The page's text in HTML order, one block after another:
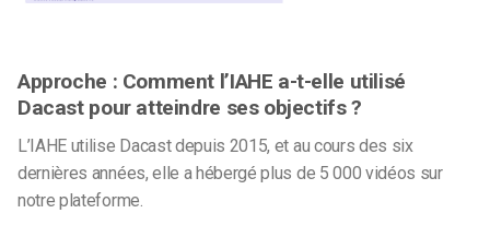
Approche : Comment l’IAHE a-t-elle utilisé
Dacast pour atteindre ses objectifs ?
L’IAHE utilise Dacast depuis 2015, et au cours des six
dernières années, elle a hébergé plus de 5 000 vidéos sur
notre plateforme.